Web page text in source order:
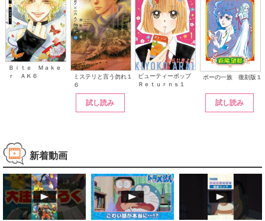
Ｂｉｔｅ Ｍａｋｅ
ｒ ＡＫ６
ミステリと言う勿れ１
６
試し読み
ビューティーポップ
Ｒｅｔｕｒｎｓ１
ポーの一族 復刻版１
試し読み
新着動画